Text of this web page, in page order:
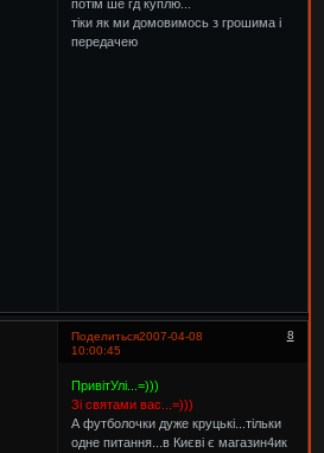
потім ше гд куплю...
тіки як ми домовимось з грошима і
передачею
Поделиться 8
2007-04-08
10:00:45
ПривітУлі...=)))
Зі святами вас...=)))
А футболочки дуже круцькі...тільки
одне питання...в Києві є магазин4ик